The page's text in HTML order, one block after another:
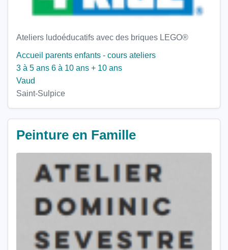
Ateliers ludoéducatifs avec des briques LEGO®
Accueil parents enfants - cours ateliers
3 à 5 ans 6 à 10 ans + 10 ans
Vaud
Saint-Sulpice
Peinture en Famille